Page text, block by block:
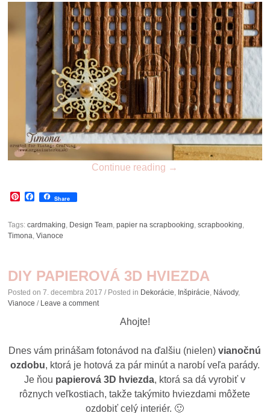
Continue reading →
Pinterest
Facebook
Share
Tags:cardmaking, Design Team,papier na scrapbooking,scrapbooking,
Timona,Vianoce
DIY PAPIEROVÁ 3D HVIEZDA
Posted on7. decembra 2017 / Posted in Dekorácie, Inšpirácie, Návody,
Vianoce / Leave a comment
Ahojte!
Dnes vám prinášam fotonávod na ďalšiu (nielen)vianočnú
ozdobu, ktorá je hotová za pár minút a narobí veľa parády.
Je ňou papierová 3D hviezda, ktorá sa dá vyrobiť v
rôznych veľkostiach, takže takýmito hviezdami môžete
ozdobiť celý interiér. 🙂